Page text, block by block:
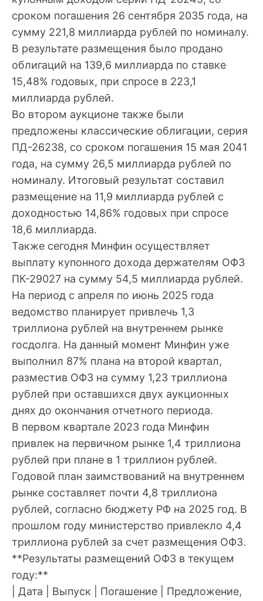
сроком погашения 26 сентября 2035 года, на
сумму 221,8 миллиарда рублей по номиналу.
В результате размещения было продано
облигаций на 139,6 миллиарда по ставке
15,48% годовых, при спросе в 223,1
миллиарда рублей.
Во втором аукционе также были
предложены классические облигации, серия
ПД-26238, со сроком погашения 15 мая 2041
года, на сумму 26,5 миллиарда рублей по
номиналу. Итоговый результат составил
размещение на 11,9 миллиарда рублей с
доходностью 14,86% годовых при спросе
18,6 миллиарда.
Также сегодня Минфин осуществляет
выплату купонного дохода держателям ОФЗ
ПК-29027 на сумму 54,5 миллиарда рублей.
На период с апреля по июнь 2025 года
ведомство планирует привлечь 1,3
триллиона рублей на внутреннем рынке
госдолга. На данный момент Минфин уже
выполнил 87% плана на второй квартал,
разместив ОФЗ на сумму 1,23 триллиона
рублей при оставшихся двух аукционных
днях до окончания отчетного периода.
В первом квартале 2023 года Минфин
привлек на первичном рынке 1,4 триллиона
рублей при плане в 1 триллион рублей.
Годовой план заимствований на внутреннем
рынке составляет почти 4,8 триллиона
рублей, согласно бюджету РФ на 2025 год. В
прошлом году министерство привлекло 4,4
триллиона рублей за счет размещения ОФЗ.
**Результаты размещений ОФЗ в текущем
году:**
| Дата | Выпуск | Погашение | Предложение,